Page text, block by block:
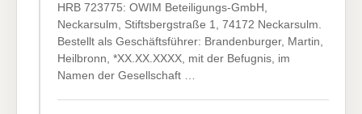
HRB 723775: OWIM Beteiligungs-GmbH,
Neckarsulm, Stiftsbergstraße 1, 74172 Neckarsulm.
Bestellt als Geschäftsführer: Brandenburger, Martin,
Heilbronn, *XX.XX.XXXX, mit der Befugnis, im
Namen der Gesellschaft …